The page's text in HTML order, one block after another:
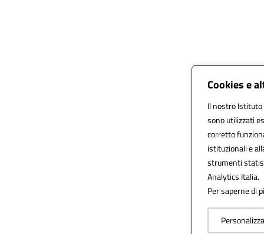
Cookies e
Il nostro
sono utilizzati
corretto
istituzionali e
strumenti
Analytics Italia.
Per saperne di
Personalizza